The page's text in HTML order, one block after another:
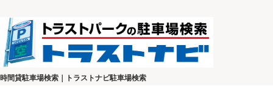
時間貸駐車場検索｜トラストナビ駐車場検索